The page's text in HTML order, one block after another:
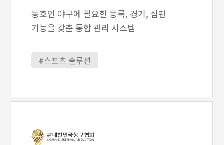
동호인 야구에 필요한 등록, 경기, 심판
기능을 갖춘 통합 관리 시스템
#스포츠 솔루션